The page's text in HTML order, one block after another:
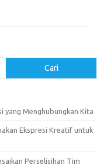
Cari
yang Menghubungkan Kita
Ekspresi Kreatif untuk
Perselisihan Tim